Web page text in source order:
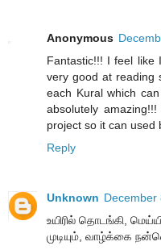
Anonymous
Fantastic!!! I feel like
very good at reading
each Kural which
absolutely
project so it can used
Reply
Unknown December
உயிரில் தொடங்கி,
முடியும், வாழ்க்கை